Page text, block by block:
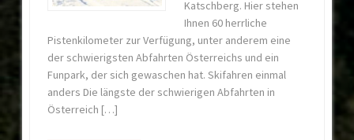
Katschberg. Hier stehen
Ihnen 60 herrliche
Pistenkilometer zur Verfügung, unter anderem eine
der schwierigsten Abfahrten Österreichs und ein
Funpark, der sich gewaschen hat. Skifahren einmal
anders Die längste der schwierigen Abfahrten in
Österreich […]